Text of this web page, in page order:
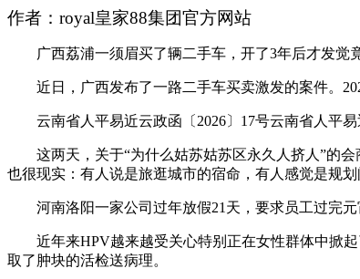
作者：royal皇家88集团官方网站
广西荔浦一须眉买了辆二手车，开了3年后才发觉竟
近日，广西发布了一路二手车买卖激发的案件。
云南省人平易近云政函〔2026〕17号云南省人平易
这两天，关于“为什么姑苏姑苏区永久人挤人”的会
也很现实：有人说是旅逛城市的宿命，有人感觉是规
河南洛阳一家公司过年放假21天，要求员工过完元
近年来HPV越来越受关心特别正在女性群体中掀起
取了肿块的活检送病理。